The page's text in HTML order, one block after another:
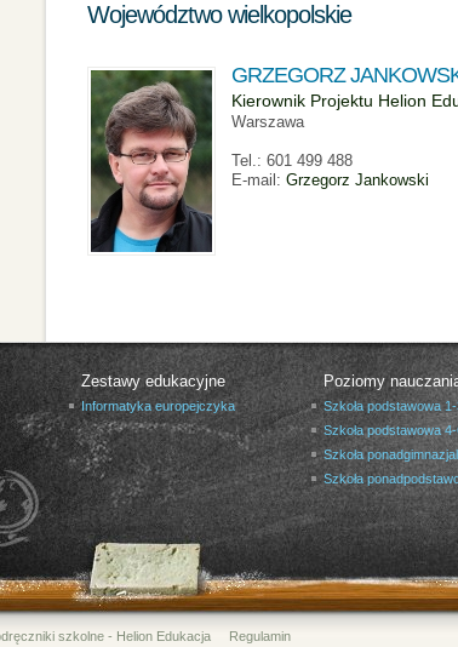
Województwo wielkopolskie
GRZEGORZ
Kierownik Projektu Helion
Warszawa
Tel.: 601 499 488
E-mail: Grzegorz Jankowski
Zestawy edukacyjne
Informatyka europejczyka
Poziomy
Szkoła podstawowa
Szkoła podstawowa
Szkoła
Szkoła
szkolne - Helion Edukacja Regulamin